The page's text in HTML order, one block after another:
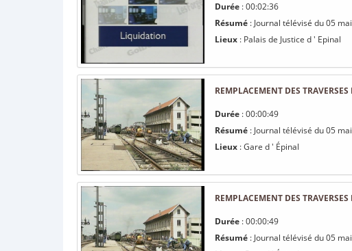
Durée : 00:02:36
Résumé : Journal télévisé du 05
Lieux : Palais de Justice d ' Epinal
REMPLACEMENT DES
Durée : 00:00:49
Résumé : Journal télévisé du 05
Lieux : Gare d ' Épinal
REMPLACEMENT DES
Durée : 00:00:49
Résumé : Journal télévisé du 05